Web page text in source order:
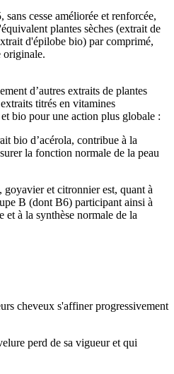
cesse améliorée et renforcée,
plantes sèches (extrait de
d'épilobe bio) par comprimé,
originale.
d’autres extraits de plantes
titrés en vitamines
bio pour une action plus globale :
bio d’acérola, contribue à la
la fonction normale de la peau
goyavier et citronnier est, quant à
B (dont B6) participant ainsi à
à la synthèse normale de la
cheveux s'affiner progressivement
perd de sa vigueur et qui